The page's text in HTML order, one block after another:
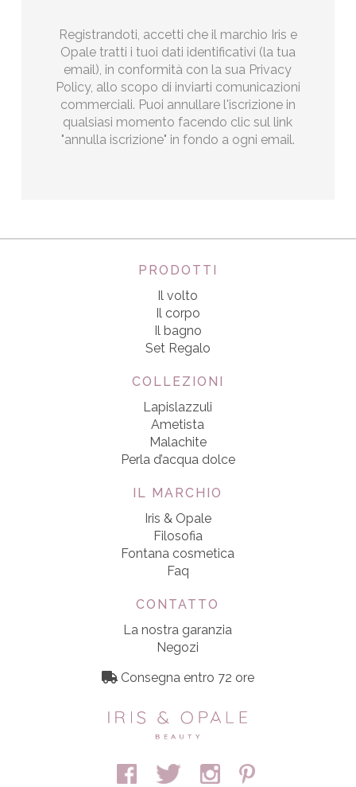
Registrandoti, accetti che il marchio Iris e
Opale tratti i tuoi dati identificativi (la tua
email), in conformità con la sua Privacy
Policy, allo scopo di inviarti comunicazioni
commerciali. Puoi annullare l'iscrizione in
qualsiasi momento facendo clic sul link
"annulla iscrizione" in fondo a ogni email.
PRODOTTI
Il volto
Il corpo
Il bagno
Set Regalo
COLLEZIONI
Lapislazzuli
Ametista
Malachite
Perla d’acqua dolce
IL MARCHIO
Iris & Opale
Filosofia
Fontana cosmetica
Faq
CONTATTO
La nostra garanzia
Negozi
Consegna entro 72 ore